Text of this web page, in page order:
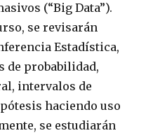
(“Big Data”).
se revisarán
Estadística,
de probabilidad,
intervalos de
haciendo uso
se estudiarán